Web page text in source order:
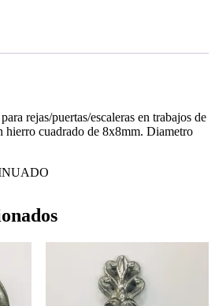
rejas/puertas/escaleras en trabajos de
hierro cuadrado de 8x8mm. Diametro